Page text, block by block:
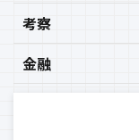
考察
金融